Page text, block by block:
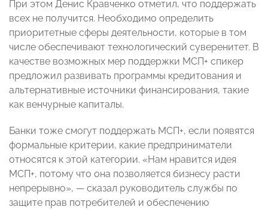
При этом Денис Кравченко отметил, что поддержать
всех не получится. Необходимо определить
приоритетные сферы деятельности, которые в том
числе обеспечивают технологический суверенитет. В
качестве возможных мер поддержки МСП+ спикер
предложил развивать программы кредитования и
альтернативные источники финансирования, такие
как венчурные капиталы.
Банки тоже смогут поддержать МСП+, если появятся
формальные критерии, какие предприниматели
относятся к этой категории. «Нам нравится идея
МСП+, потому что она позволяется бизнесу расти
непрерывно», — сказал руководитель службы по
защите прав потребителей и обеспечению